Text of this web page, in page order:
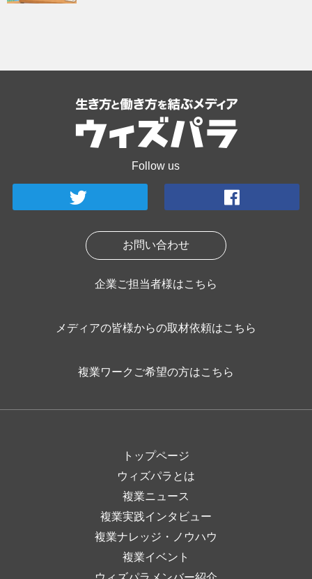
Follow us
お問い合わせ
企業ご担当者様はこちら
メディアの皆様からの取材依頼はこちら
複業ワークご希望の方はこちら
トップページ
ウィズパラとは
複業ニュース
複業実践インタビュー
複業ナレッジ・ノウハウ
複業イベント